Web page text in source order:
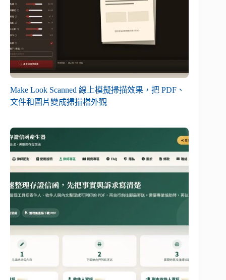
Make Look Scanned 線上模擬掃描效果，把 PDF、
文件和圖片變成掃描檔外觀